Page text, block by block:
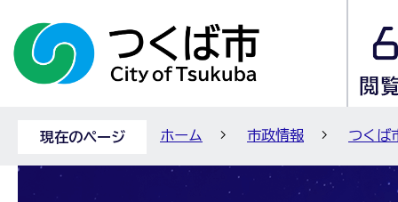
現在のページ ホーム 市政情報 つくば